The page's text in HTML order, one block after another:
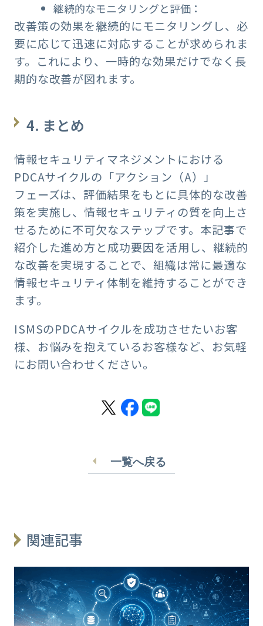
継続的なモニタリングと評価：
改善策の効果を継続的にモニタリングし、必
要に応じて迅速に対応することが求められま
す。これにより、一時的な効果だけでなく長
期的な改善が図れます。
4. まとめ
情報セキュリティマネジメントにおける
PDCAサイクルの「アクション（A）」
フェーズは、評価結果をもとに具体的な改善
策を実施し、情報セキュリティの質を向上さ
せるために不可欠なステップです。本記事で
紹介した進め方と成功要因を活用し、継続的
な改善を実現することで、組織は常に最適な
情報セキュリティ体制を維持することができ
ます。
ISMSのPDCAサイクルを成功させたいお客
様、お悩みを抱えているお客様など、お気軽
にお問い合わせください。
一覧へ戻る
関連記事